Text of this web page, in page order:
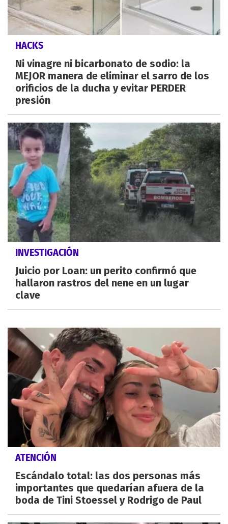
HACKS
Ni vinagre ni bicarbonato de sodio: la
MEJOR manera de eliminar el sarro de los
orificios de la ducha y evitar PERDER
presión
INVESTIGACIÓN
Juicio por Loan: un perito confirmó que
hallaron rastros del nene en un lugar
clave
ATENCIÓN
Escándalo total: las dos personas más
importantes que quedarían afuera de la
boda de Tini Stoessel y Rodrigo de Paul